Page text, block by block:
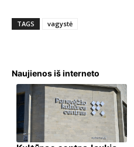
TAGS vagystė
Naujienos iš interneto